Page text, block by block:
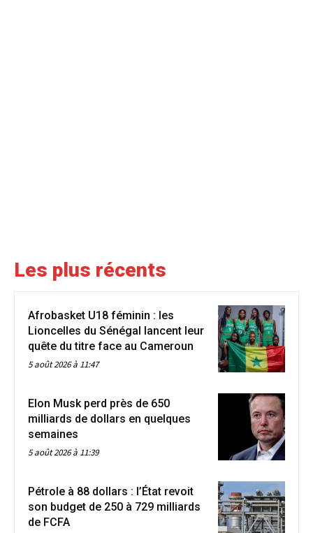
Les plus récents
Afrobasket U18 féminin : les
Lioncelles du Sénégal lancent leur
quête du titre face au Cameroun
5 août 2026 à 11:47
Elon Musk perd près de 650
milliards de dollars en quelques
semaines
5 août 2026 à 11:39
Pétrole à 88 dollars : l’État revoit
son budget de 250 à 729 milliards
de FCFA